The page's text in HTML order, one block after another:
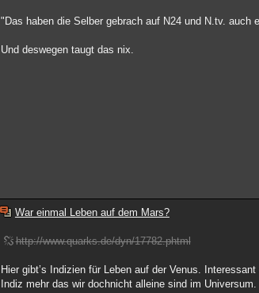
"Das haben die Selber gebrach auf N24 und N.tv. auch
Und deswegen taugt das nix.
War einmal Leben auf dem Mars?
http://www.quarks.de/dyn/17782.phtml
Hier gibt’s Indizien für Leben auf der Venus.
Indiz mehr das wir dochnicht alleine sind im Universum.